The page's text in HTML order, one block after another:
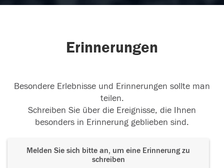
Erinnerungen
Besondere Erlebnisse und Erinnerungen sollte man
teilen.
Schreiben Sie über die Ereignisse, die Ihnen
besonders in Erinnerung geblieben sind.
Melden Sie sich bitte an, um eine Erinnerung zu
schreiben